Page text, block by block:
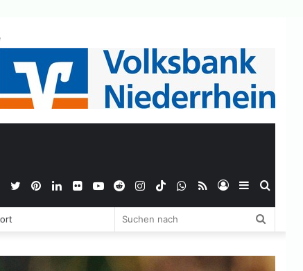
Sidebar
Anmelden
RSS
WhatsApp
TikTok
Instagram
Reddit
YouTube
Flickr
LinkedIn
Pinterest
Twitter
Facebook